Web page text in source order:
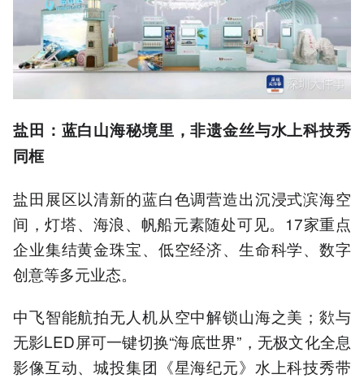
盐田：蓝白山海秘境里，非遗金丝与水上科技秀
同框
盐田展区以清新的蓝白色调营造出沉浸式滨海空
间，灯塔、海浪、帆船元素随处可见。17家重点
企业集结黄金珠宝、低空经济、生命科学、数字
创意等多元业态。
中飞智能航拍无人机从空中解锁山海之美；欻与
无影LED屏可一键切换“海底世界”，无极文化全息
影像互动、城投集团《星海纪元》水上科技秀带